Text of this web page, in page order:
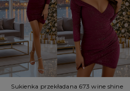
Sukienka przekładana 673 wine shine